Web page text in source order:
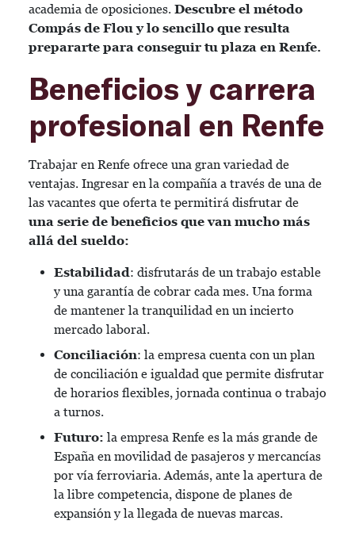
academia de oposiciones. Descubre el método
Compás de Flou y lo sencillo que resulta
prepararte para conseguir tu plaza en Renfe.
Beneficios y carrera
profesional en Renfe
Trabajar en Renfe ofrece una gran variedad de
ventajas. Ingresar en la compañía a través de una de
las vacantes que oferta te permitirá disfrutar de
una serie de beneficios que van mucho más
allá del sueldo:
Estabilidad: disfrutarás de un trabajo estable
y una garantía de cobrar cada mes. Una forma
de mantener la tranquilidad en un incierto
mercado laboral.
Conciliación: la empresa cuenta con un plan
de conciliación e igualdad que permite disfrutar
de horarios flexibles, jornada continua o trabajo
a turnos.
Futuro: la empresa Renfe es la más grande de
España en movilidad de pasajeros y mercancías
por vía ferroviaria. Además, ante la apertura de
la libre competencia, dispone de planes de
expansión y la llegada de nuevas marcas.